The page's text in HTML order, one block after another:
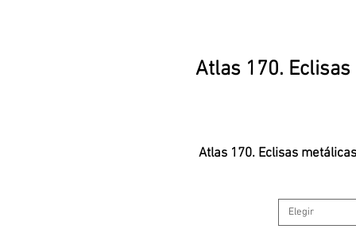
Atlas 170.
Atlas 170. Eclisas
Elegir